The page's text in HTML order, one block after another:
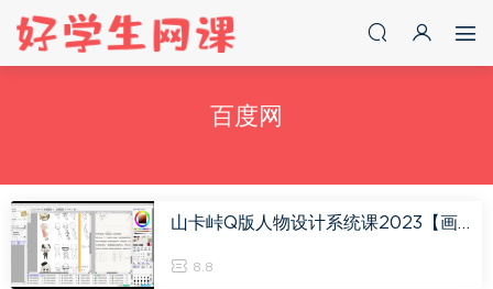
百度网
山卡峠Q版人物设计系统课2023【画质高清只有视频】，百度网盘(17.75G)
8.8